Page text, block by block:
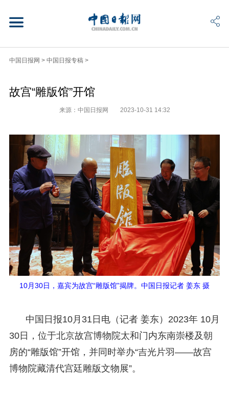
中国日报网 > 中国日报专稿 >
故宫“雕版馆”开馆
来源：中国日报网 2023-10-31 14:32
10月30日，嘉宾为故宫“雕版馆”揭牌。中国日报记者 姜东 摄
中国日报10月31日电（记者 姜东）2023年 10月
30日，位于北京故宫博物院太和门内东南崇楼及朝
房的“雕版馆”开馆，并同时举办“吉光片羽——故宫
博物院藏清代宫廷雕版文物展”。